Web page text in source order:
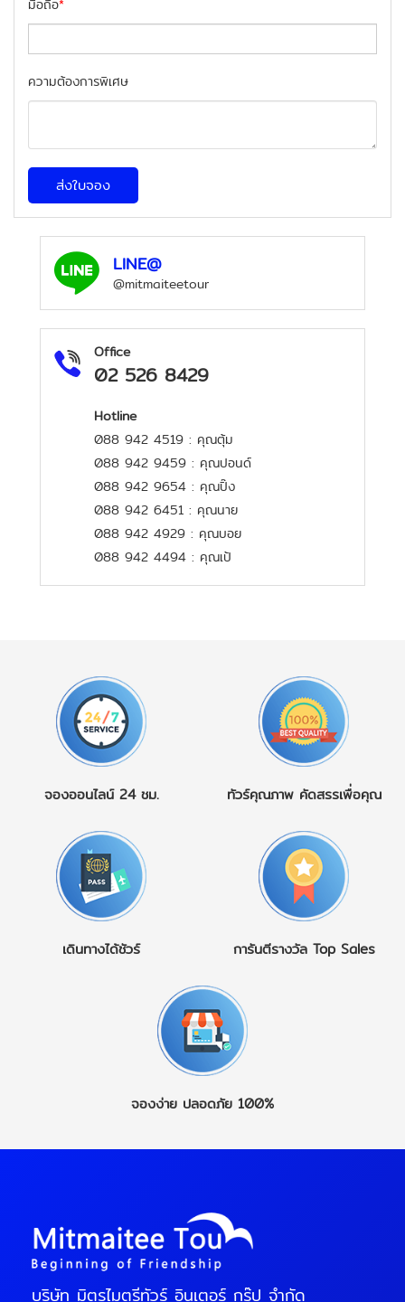
มือถือ*
ความต้องการพิเศษ
ส่งใบจอง
LINE@
@mitmaiteetour
Office
02 526 8429
Hotline
088 942 4519 : คุณตุ้ม
088 942 9459 : คุณปอนด์
088 942 9654 : คุณปิ๊ง
088 942 6451 : คุณนาย
088 942 4929 : คุณบอย
088 942 4494 : คุณเป้
จองออนไลน์ 24 ชม. ทัวร์คุณภาพ คัดสรรเพื่อคุณ
เดินทางได้ชัวร์ การันตีรางวัล Top Sales
จองง่าย ปลอดภัย 100%
บริษัท มิตรไมตรีทัวร์ อินเตอร์ กรุ๊ป จำกัด